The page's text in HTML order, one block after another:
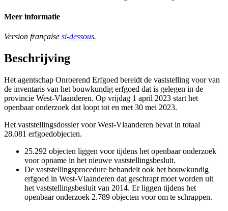
Meer informatie
Version française si-dessous.
Beschrijving
Het agentschap Onroerend Erfgoed bereidt de vaststelling voor van
de inventaris van het bouwkundig erfgoed dat is gelegen in de
provincie West-Vlaanderen. Op vrijdag 1 april 2023 start het
openbaar onderzoek dat loopt tot en met 30 mei 2023.
Het vaststellingsdossier voor West-Vlaanderen bevat in totaal
28.081 erfgoedobjecten.
25.292 objecten liggen voor tijdens het openbaar onderzoek
voor opname in het nieuwe vaststellingsbesluit.
De vaststellingsprocedure behandelt ook het bouwkundig
erfgoed in West-Vlaanderen dat geschrapt moet worden uit
het vaststellingsbesluit van 2014. Er liggen tijdens het
openbaar onderzoek 2.789 objecten voor om te schrappen.